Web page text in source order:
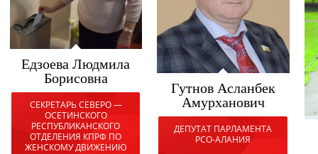
Едзоева Людмила
Борисовна
СЕКРЕТАРЬ СЕВЕРО —
ОСЕТИНСКОГО
РЕСПУБЛИКАНСКОГО
ОТДЕЛЕНИЯ КПРФ ПО
ЖЕНСКОМУ ДВИЖЕНИЮ
Гутнов Асланбек
Амурханович
ДЕПУТАТ ПАРЛАМЕНТА
РСО-АЛАНИЯ